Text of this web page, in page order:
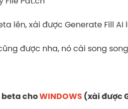
lên, xài được Generate Fill
được nha, nó cài song
beta choWINDOWS(xài được